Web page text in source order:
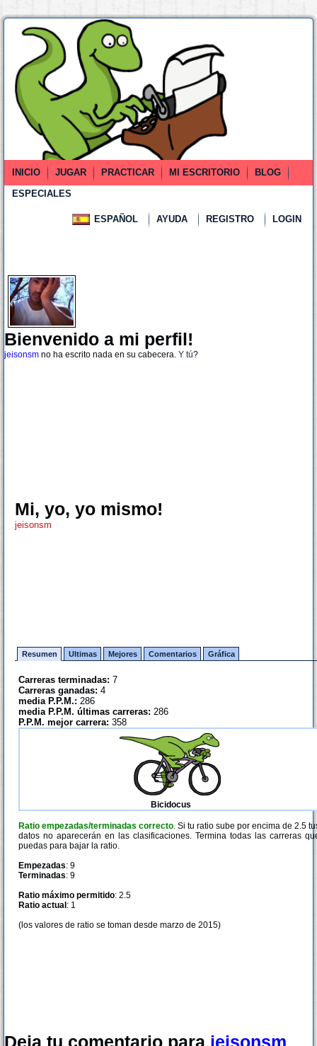
INICIO JUGAR PRACTICAR MI ESCRITORIO
BLOG
ESPECIALES
ESPAÑOL AYUDA REGISTRO LOGIN
Bienvenido a mi perfil!
jeisonsm no ha escrito nada en su cabecera. Y tú?
Mi, yo, yo mismo!
jeisonsm
Resumen Ultimas Mejores Comentarios Gráfica
Carreras terminadas: 7
Carreras ganadas: 4
media P.P.M.: 286
media P.P.M. últimas carreras: 286
P.P.M. mejor carrera: 358
Bicidocus
Ratio empezadas/terminadas correcto. Si tu ratio sube por encima de 2.5
datos no aparecerán en las clasificaciones. Termina todas las carreras
puedas para bajar la ratio.
Empezadas: 9
Terminadas: 9
Ratio máximo permitido: 2.5
Ratio actual : 1
(los valores de ratio se toman desde marzo de 2015)
Deja tu comentario para jeisonsm